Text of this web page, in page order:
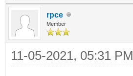
rpce
Member
11-05-2021, 05:31 PM